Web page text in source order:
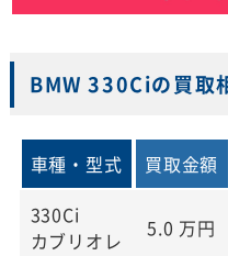
BMW 330Ciの買取
車種・型式 買取金額
330Ci
カブリオレ
5.0 万円